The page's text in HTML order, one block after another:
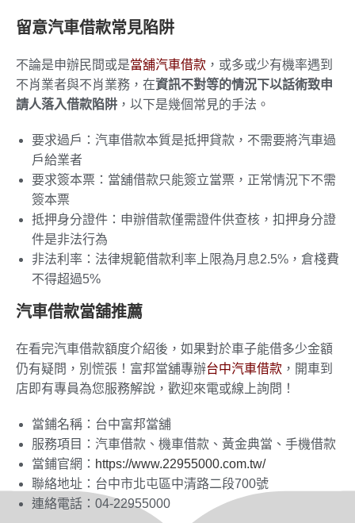
留意汽車借款常見陷阱
不論是申辦民間或是當舖汽車借款 ，或多或少有機率遇到
不肖業者與不肖業務，在資訊不對等的情況下以話術致申
請人落入借款陷阱 ，以下是幾個常見的手法。
要求過戶：汽車借款本質是抵押貸款，不需要將汽車過
戶給業者
要求簽本票：當舖借款只能簽立當票，正常情況下不需
簽本票
抵押身分證件：申辦借款僅需證件供查核，扣押身分證
件是非法行為
非法利率：法律規範借款利率上限為月息2.5%，倉棧費
不得超過5%
汽車借款當舖推薦
在看完汽車借款額度介紹後，如果對於車子能借多少金額
仍有疑問，別慌張！富邦當舖專辦台中汽車借款 ，開車到
店即有專員為您服務解說，歡迎來電或線上詢問！
當鋪名稱：台中富邦當舖
服務項目：汽車借款、機車借款、黃金典當、手機借款
當鋪官網： https://www.22955000.com.tw/
聯絡地址：台中市北屯區中清路二段700號
連絡電話：04-22955000